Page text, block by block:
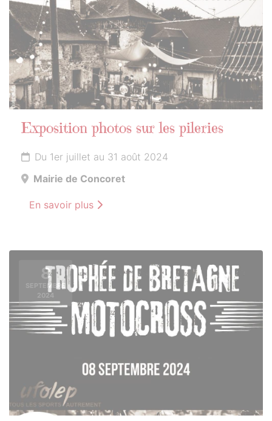
Exposition photos sur les pileries
Du 1er juillet au 31 août 2024
Mairie de Concoret
En savoir plus
8
SEPTEMBRE
2024